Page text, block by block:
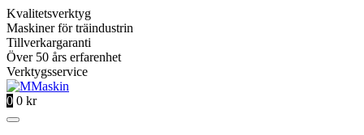
Kvalitetsverktyg
Maskiner för träindustrin
Tillverkargaranti
Över 50 års erfarenhet
Verktygsservice
0 0 kr